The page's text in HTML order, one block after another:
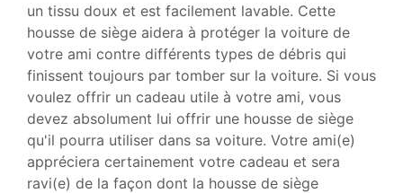
un tissu doux et est facilement lavable. Cette
housse de siège aidera à protéger la voiture de
votre ami contre différents types de débris qui
finissent toujours par tomber sur la voiture. Si vous
voulez offrir un cadeau utile à votre ami, vous
devez absolument lui offrir une housse de siège
qu'il pourra utiliser dans sa voiture. Votre ami(e)
appréciera certainement votre cadeau et sera
ravi(e) de la façon dont la housse de siège